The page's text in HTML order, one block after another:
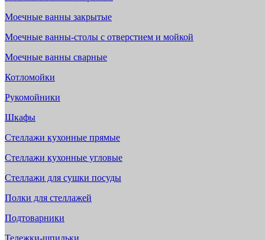
Моечные ванны закрытые
Моечные ванны-столы с отверстием и мойкой
Моечные ванны сварные
Котломойки
Рукомойники
Шкафы
Стеллажи кухонные прямые
Стеллажи кухонные угловые
Стеллажи для сушки посуды
Полки для стеллажей
Подтоварники
Тележки-шпильки